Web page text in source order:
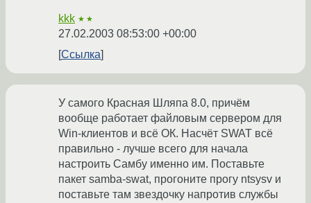
kkk ★★
27.02.2003 08:53:00 +00:00
Ссылка
У самого Красная Шляпа 8.0, причём
вообще работает файловым сервером для
Win-клиентов и всё ОК. Насчёт SWAT всё
правильно - лучше всего для начала
настроить Самбу именно им. Поставьте
пакет samba-swat, прогоните прогу ntsysv и
поставьте там звездочку напротив службы